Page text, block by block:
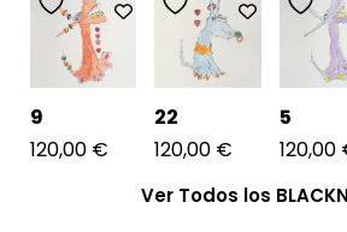
9
120,00 €
22
120,00 €
5
120,00
Ver Todos los